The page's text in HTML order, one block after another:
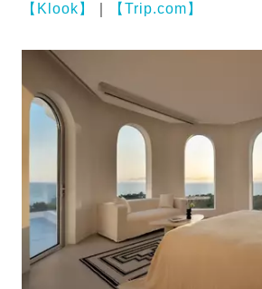
【Klook】
【Trip.com】